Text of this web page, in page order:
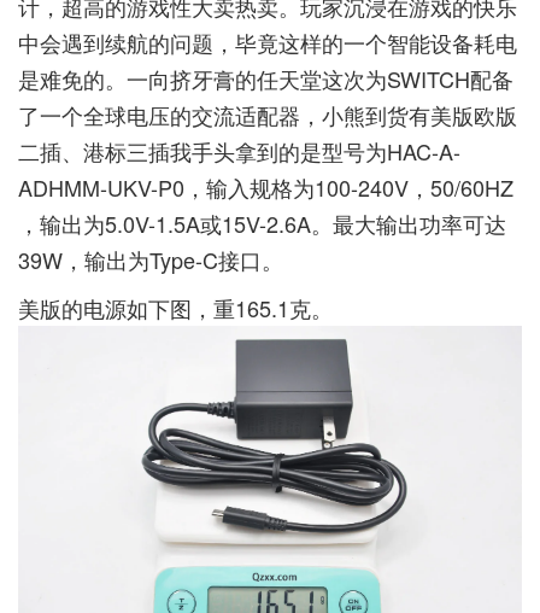
中会遇到续航的问题，毕竟这样的一个智能设备耗电
是难免的。一向挤牙膏的任天堂这次为SWITCH配备
了一个全球电压的交流适配器，小熊到货有美版欧版
二插、港标三插我手头拿到的是型号为HAC-A-
ADHMM-UKV-P0，输入规格为100-240V，50/60HZ
，输出为5.0V-1.5A或15V-2.6A。最大输出功率可达
39W，输出为Type-C接口。
美版的电源如下图，重165.1克。